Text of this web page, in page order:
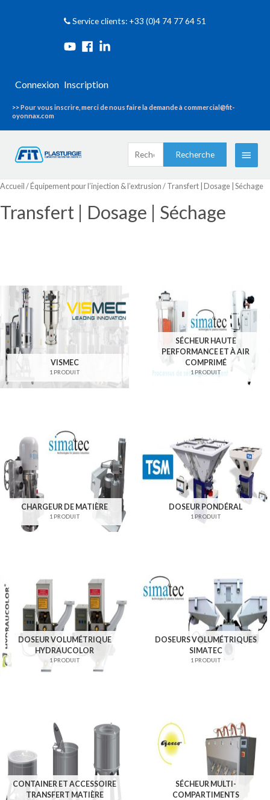
Service clients: +33 (0)4 74 77 64 51
Connexion Inscription
>> Pour vous inscrire, merci de nous faire la demande à commercial@fit-
oyonnax.com
Menu
Recherche
Accueil / Équipement pour l’injection & l’extrusion / Transfert | Dosage | Séchage
Transfert | Dosage | Séchage
VISMEC
1 PRODUIT
SÉCHEUR HAUTE
PERFORMANCE ET À AIR
COMPRIMÉ
1 PRODUIT
CHARGEUR DE MATIÈRE
1 PRODUIT
DOSEUR PONDÉRAL
1 PRODUIT
DOSEUR VOLUMÉTRIQUE
HYDRAUCOLOR
1 PRODUIT
DOSEURS VOLUMÉTRIQUES
SIMATEC
1 PRODUIT
CONTAINER ET ACCESSOIRE
TRANSFERT MATIÈRE
SÉCHEUR MULTI-
COMPARTIMENTS